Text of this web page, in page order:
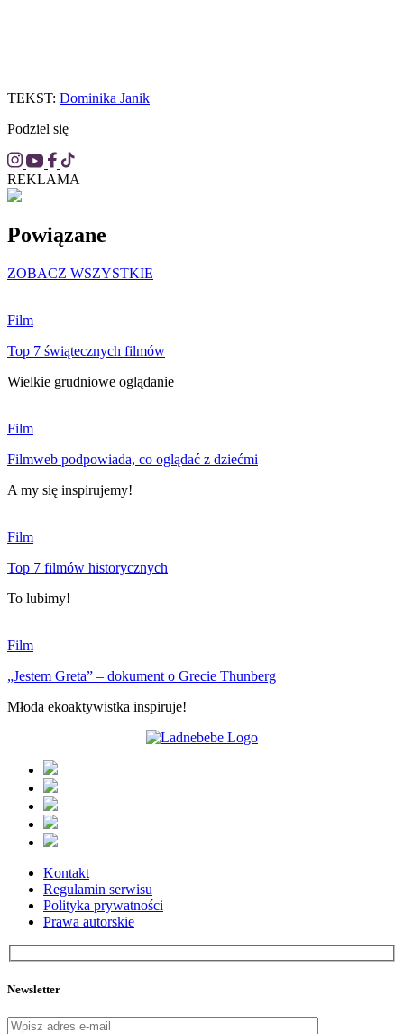
TEKST: Dominika Janik
Podziel się
REKLAMA
Powiązane
ZOBACZ WSZYSTKIE
Film
Top 7 świątecznych filmów
Wielkie grudniowe oglądanie
Film
Filmweb podpowiada, co oglądać z dziećmi
A my się inspirujemy!
Film
Top 7 filmów historycznych
To lubimy!
Film
„Jestem Greta” – dokument o Grecie Thunberg
Młoda ekoaktywistka inspiruje!
Kontakt
Regulamin serwisu
Polityka prywatności
Prawa autorskie
Newsletter